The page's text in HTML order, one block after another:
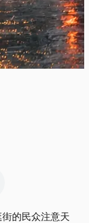
街的民众注意天